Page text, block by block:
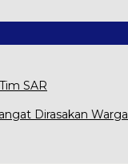
SAR
Dirasakan Warga